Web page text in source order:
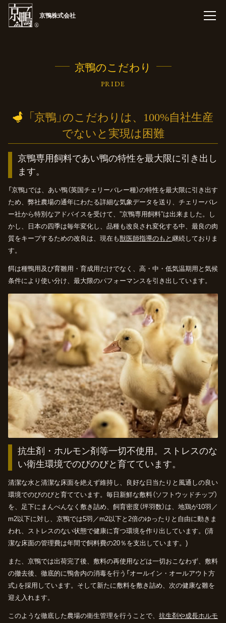
京鴨株式会社
京鴨のこだわり
PRIDE
「京鴨」 のこだわりは、 100%自社生産
でないと実現は困難
京鴨専用飼料であい鴨の特性を最大限に引き出し
ます。
「京鴨」では、あい鴨（英国チェリーバレー種）の特性を最大限に引き出す
ため、弊社農場の通年にわたる詳細な気象データを送り、チェリーバレ
ー社から特別なアドバイスを受けて、”京鴨専用飼料”は出来ました。し
かし、日本の四季は毎年変化し、品種も改良され変化する中、最良の肉
質をキープするための改良は、現在も獣医師指導のもと 継続しておりま
す。
餌は種鴨用及び育雛用・育成用だけでなく、高・中・低気温期用と気候
条件により使い分け、最大限のパフォーマンスを引き出しています。
抗生剤・ホルモン剤等一切不使用。
ストレスのな
い衛生環境でのびのびと育てています。
清潔な水と清潔な床面を絶えず維持し、良好な日当たりと風通しの良い
環境でのびのびと育てています。毎日新鮮な敷料（ソフトウッドチップ）
を、足下にまんべんなく敷き詰め、飼育密度（坪羽数）は、地鶏が10羽／
m2以下に対し、京鴨では5羽／m2以下と2倍のゆったりと自由に動きま
われ、ストレスのない状態で健康に育つ環境を作り出しています。(清
潔な床面の管理費は年間で飼料費の20％を支出しています。)
また、京鴨では出荷完了後、敷料の再使用などは一切おこなわず、敷料
の撤去後、徹底的に鴨舎内の消毒を行う「オールイン・オールアウト方
式」を採用しています。そして新たに敷料を敷き詰め、次の健康な雛を
迎え入れます。
このような徹底した農場の衛生管理を行うことで、 抗生剤や成長ホルモ